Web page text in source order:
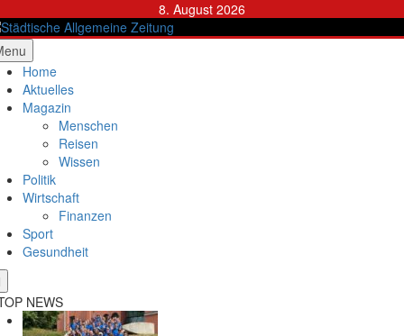
to
content
8. August 2026
Allgemeine Zeitung
Home
Aktuelles
Magazin
Menschen
Reisen
Wissen
Politik
Wirtschaft
Finanzen
Sport
Gesundheit
NEWS